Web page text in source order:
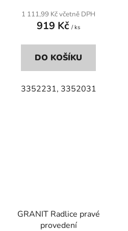
1 111,99 Kč včetně DPH
919 Kč / ks
DO KOŠÍKU
3352231, 3352031
GRANIT Radlice pravé
provedení